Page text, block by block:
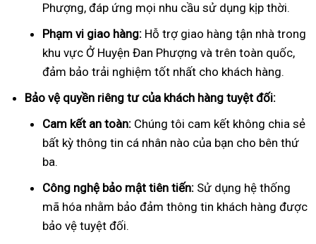
Phượng, đáp ứng mọi nhu cầu sử dụng kịp thời.
Phạm vi giao hàng: Hỗ trợ giao hàng tận nhà trong
khu vực Ở Huyện Đan Phượng và trên toàn quốc,
đảm bảo trải nghiệm tốt nhất cho khách hàng.
Bảo vệ quyền riêng tư của khách hàng tuyệt đối:
Cam kết an toàn: Chúng tôi cam kết không chia sẻ
bất kỳ thông tin cá nhân nào của bạn cho bên thứ
ba.
Công nghệ bảo mật tiên tiến: Sử dụng hệ thống
mã hóa nhằm bảo đảm thông tin khách hàng được
bảo vệ tuyệt đối.